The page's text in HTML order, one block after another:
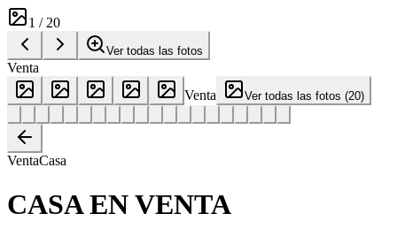
1 /20
Ver todas las fotos
Venta
Venta
Ver todas las fotos (20)
VentaCasa
CASA EN VENTA